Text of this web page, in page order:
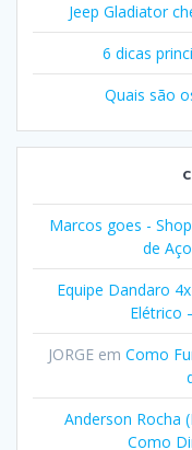
Jeep Gladiator
6 dicas
Quais são
Marcos goes -
de
Equipe Dandaro
Elétrico
JORGE em Como
Anderson Rocha
Como